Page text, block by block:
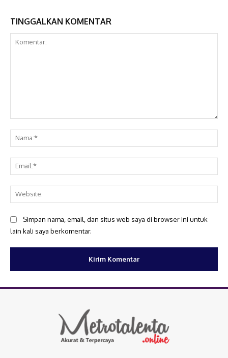
TINGGALKAN KOMENTAR
Simpan nama, email, dan situs web saya di browser ini untuk
lain kali saya berkomentar.